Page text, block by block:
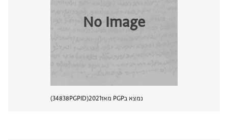
No Image
נמצא בPGP מאז 2021
PGPID
34838